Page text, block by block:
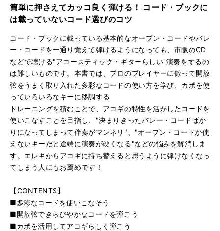
簡単に押さえてカッコ良く弾ける！ コード・ブックに
は載っていないコード選びのコツ
コード・ブックに載っている基本的なオープン・コードやバレ
ー・コードを一通り覚えて弾けるようになっても、市販のCD
などで聴ける"アコースティック・ギターらしい"演奏をするの
は難しいものです。本書では、プロのプレイヤーに倣って開放
弦をうまく取り入れた多彩なコードの使い方を学び、カポを使
っていろいろなキーに移調する
トレーニングを積むことで、アコギの特性を活かしたコードを
使いこなすことを目指し、"決まりきったバレー・コードばか
りになってしまって伴奏がマンネリ"、"オープン・コードが使
えないキーだと途端に演奏が硬くなる"などの悩みを解消しま
す。エレキからアコギに持ち替えると思うように弾けなくなっ
てしまう人にもお薦めです！
【CONTENTS】
■多彩なコードを使いこなそう
■開放弦できらびやかなコードを弾こう
■カポを活用してアコギらしく弾こう